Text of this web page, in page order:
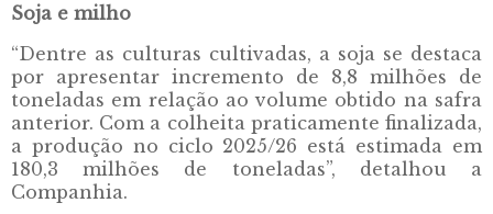
Soja e milho
“Dentre as culturas cultivadas, a soja se destaca
por apresentar incremento de 8,8 milhões de
toneladas em relação ao volume obtido na safra
anterior. Com a colheita praticamente finalizada,
a produção no ciclo 2025/26 está estimada em
180,3 milhões de toneladas”, detalhou a
Companhia.